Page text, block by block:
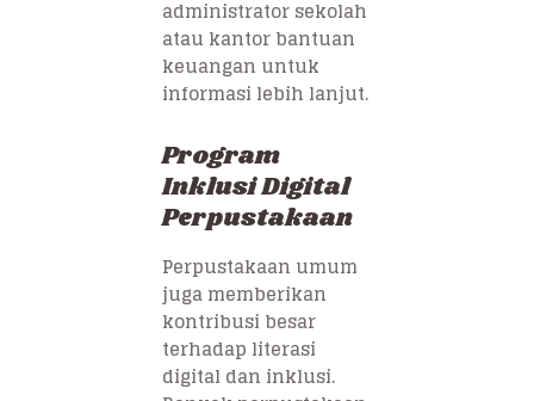
administrator sekolah
atau kantor bantuan
keuangan untuk
informasi lebih lanjut.
Program
Inklusi Digital
Perpustakaan
Perpustakaan umum
juga memberikan
kontribusi besar
terhadap literasi
digital dan inklusi.